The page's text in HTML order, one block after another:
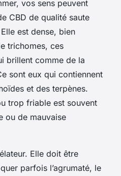
vos sens peuvent
CBD de qualité saute
est dense, bien
trichomes, ces
brillent comme de la
sont eux qui contiennent
et des terpènes.
trop friable est souvent
ou de mauvaise
Elle doit être
parfois l’agrumaté, le